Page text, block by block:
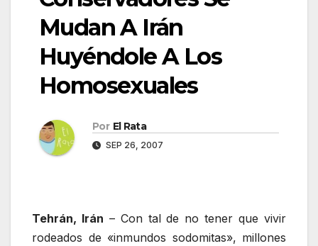
Mudan A Irán
Huyéndole A Los
Homosexuales
Por El Rata
SEP 26, 2007
Tehrán, Irán – Con tal de no tener que vivir
rodeados de «inmundos sodomitas», millones